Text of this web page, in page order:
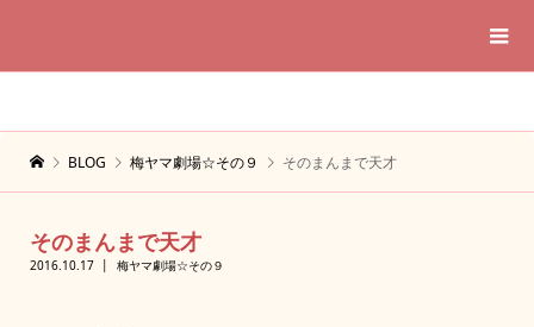
BLOG 梅ヤマ劇場☆その９ そのまんまで天才
そのまんまで天才
2016.10.17 梅ヤマ劇場☆その９